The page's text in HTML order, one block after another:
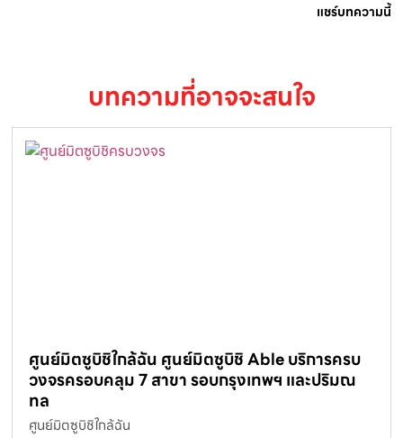
แชร์บทความนี้
บทความที่อาจจะสนใจ
ศูนย์มิตซูบิชิใกล้ฉัน ศูนย์มิตซูบิชิ Able บริการครบ
วงจรครอบคลุม 7 สาขา รอบกรุงเทพฯ และปริมณ
ทล
ศูนย์มิตซูบิชิใกล้ฉัน